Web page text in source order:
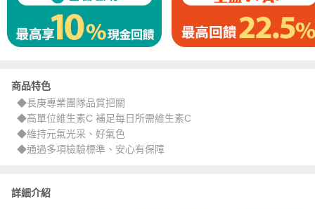
商品特色
◆長庚專業團隊品質把關
◆高單位維生素C 補足每日所需維生素C
◆維持元氣光采、好氣色
◆通過多項檢驗標準、安心有保障
詳細介紹